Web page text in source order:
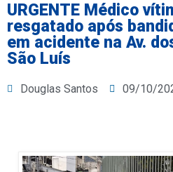
URGENTE Médico
resgatado após
em acidente na Av.
São Luís
Douglas Santos 09/10/